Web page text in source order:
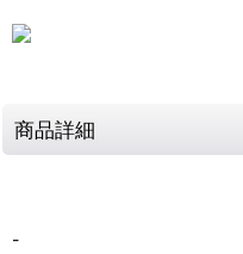
商品詳細
-